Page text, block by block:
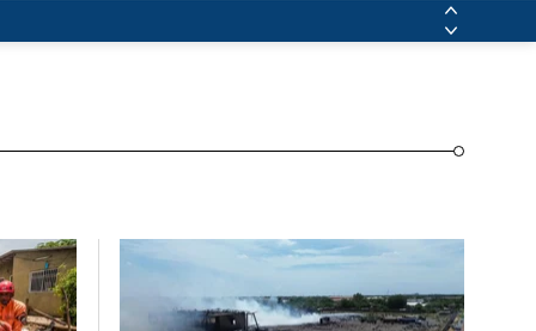
Venezuela Nicolás Maduro
de las FARC